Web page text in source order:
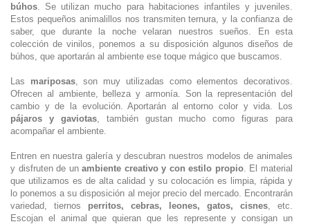
búhos . Se utilizan mucho para habitaciones infantiles y juveniles.
Estos pequeños animalillos nos transmiten ternura, y la confianza de
saber, que durante la noche velaran nuestros sueños. En esta
colección de vinilos, ponemos a su disposición algunos diseños de
búhos, que aportarán al ambiente ese toque mágico que buscamos.
Las mariposas, son muy utilizadas como elementos decorativos.
Ofrecen al ambiente, belleza y armonía. Son la representación del
cambio y de la evolución. Aportarán al entorno color y vida. Los
pájaros y gaviotas, también gustan mucho como figuras para
acompañar el ambiente.
Entren en nuestra galería y descubran nuestros modelos de animales
y disfruten de unambiente creativo y con estilo propio. El material
que utilizamos es de alta calidad y su colocación es limpia, rápida y
lo ponemos a su disposición al mejor precio del mercado. Encontrarán
variedad, tiernos perritos, cebras, leones, gatos, cisnes , etc.
Escojan el animal que quieran que les represente y consigan un